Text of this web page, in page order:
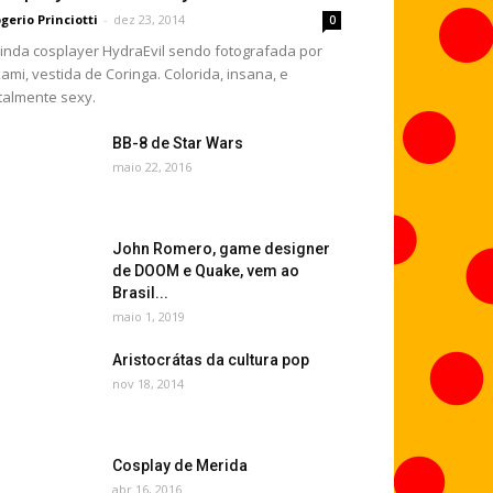
Princiotti - dez 23, 2014 0
cosplayer HydraEvil sendo fotografada por
vestida de Coringa. Colorida, insana, e
sexy.
BB-8 de Star Wars
maio 22, 2016
John Romero, game designer
de DOOM e Quake, vem ao
Brasil...
maio 1, 2019
Aristocrátas da cultura pop
nov 18, 2014
Cosplay de Merida
abr 16, 2016